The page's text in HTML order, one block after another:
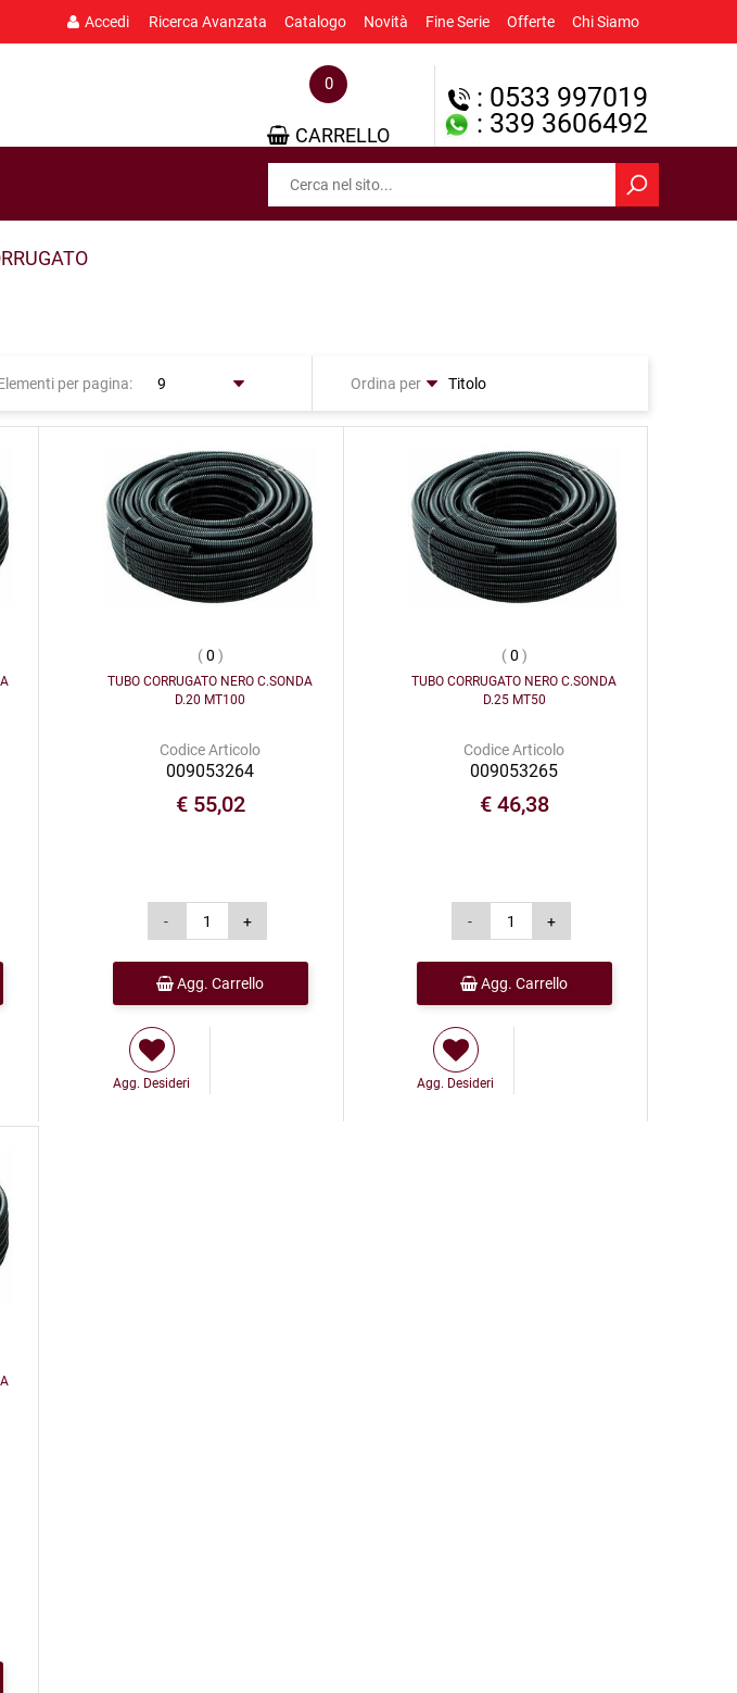
Ricerca Avanzata Catalogo Novità Fine Serie Offerte Chi Siamo
Accedi
: 0533 997019
: 339 3606492
0
CARRELLO
per pagina: Ordina per
(0 )
TUBO CORRUGATO NERO C.SONDA
D.20 MT100
Codice Articolo
009053264
€ 55,02
Agg. Carrello
Agg. Desideri
(0 )
TUBO CORRUGATO NERO C.SONDA
D.25 MT50
Codice Articolo
009053265
€ 46,38
Agg. Carrello
Agg. Desideri